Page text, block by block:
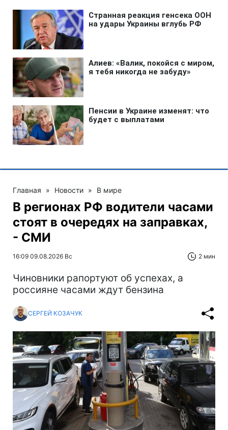
Главная » Новости » В мире
В регионах РФ водители часами
стоят в очередях на заправках,
- СМИ
16:09 09.08.2026 Вс 2 мин
Чиновники рапортуют об успехах, а
россияне часами ждут бензина
СЕРГЕЙ КОЗАЧУК